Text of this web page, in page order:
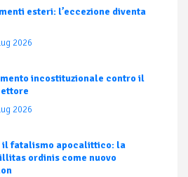
esteri: l’eccezione diventa
2026
incostituzionale contro il
2026
il fatalismo apocalittico: la
ordinis come nuovo